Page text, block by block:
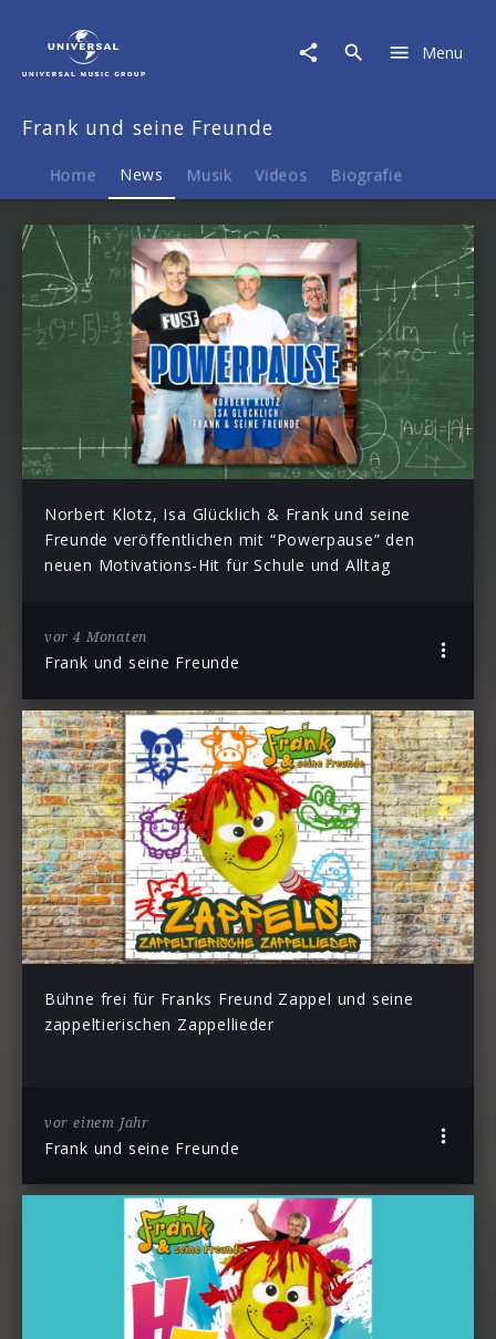
Freunde
News
Menu
Frank und seine Freunde
Home News Musik Videos Biografie
Norbert Klotz, Isa Glücklich & Frank und seine
Freunde veröffentlichen mit “Powerpause” den
neuen Motivations-Hit für Schule und Alltag
vor 4 Monaten
Frank und seine Freunde
Bühne frei für Franks Freund Zappel und seine
zappeltierischen Zappellieder
vor einem Jahr
Frank und seine Freunde